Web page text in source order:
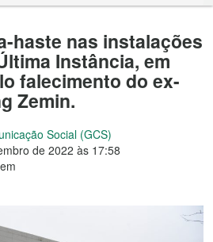
haste nas instalações
Instância, em
falecimento do ex-
Zemin.
Social (GCS)
de 2022 às 17:58